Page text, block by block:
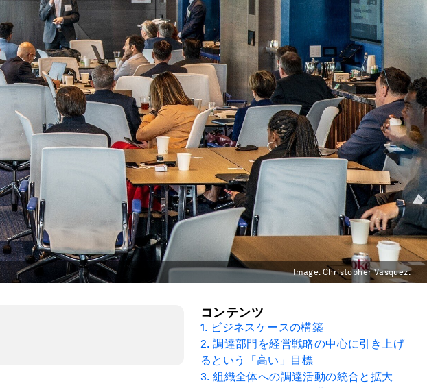
Image: Christopher Vasquez.
コンテンツ
1. ビジネスケースの構築
2.調達部門を経営戦略の中心に引き上げ
るという「高い」目標
3.組織全体への調達活動の統合と拡大